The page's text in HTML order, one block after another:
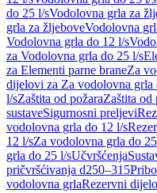
do 25 l/sVodolovna grla za
grla za žljeboveVodolovna
Vodolovna grla do 12 l/s
za Vodolovna grla do 25 l/s
za Elementi parne braneZa
dijelovi za Za vodolovna grla
l/sZaštita od požaraZaštita od
sustaveSigurnosni preljevi
vodolovna grla do 12 l/s
12 l/sZa vodolovna grla do
grla do 25 l/sUčvršćenja
pričvršćivanja d250–315
vodolovna grlaRezervni